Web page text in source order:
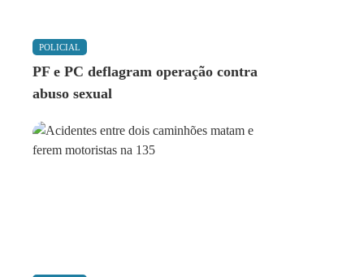
POLICIAL
PF e PC deflagram operação contra
abuso sexual